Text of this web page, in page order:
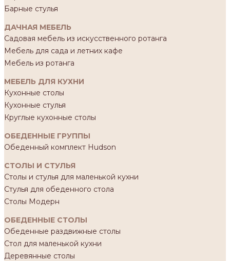
Барные стулья
ДАЧНАЯ МЕБЕЛЬ
Садовая мебель из искусственного ротанга
Мебель для сада и летних кафе
Мебель из ротанга
МЕБЕЛЬ ДЛЯ КУХНИ
Кухонные столы
Кухонные стулья
Круглые кухонные столы
ОБЕДЕННЫЕ ГРУППЫ
Обеденный комплект Hudson
СТОЛЫ И СТУЛЬЯ
Столы и стулья для маленькой кухни
Стулья для обеденного стола
Столы Модерн
ОБЕДЕННЫЕ СТОЛЫ
Обеденные раздвижные столы
Стол для маленькой кухни
Деревянные столы